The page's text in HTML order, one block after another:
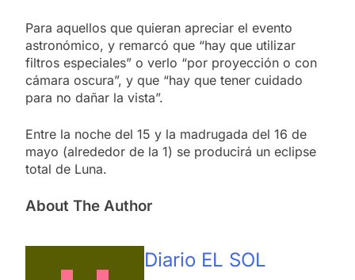
Para aquellos que quieran apreciar el evento
astronómico, y remarcó que “hay que utilizar
filtros especiales” o verlo “por proyección o con
cámara oscura”, y que “hay que tener cuidado
para no dañar la vista”.
Entre la noche del 15 y la madrugada del 16 de
mayo (alrededor de la 1) se producirá un eclipse
total de Luna.
About The Author
Diario EL SOL